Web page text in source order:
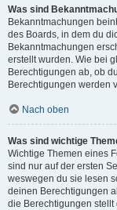
Was sind
Bekanntmachungen
des Boards, in dem du
Bekanntmachungen
erstellt wurden. Wie bei
Berechtigungen ab, ob
Berechtigungen werden
Nach oben
Was sind wichtige
Wichtige Themen eines
sind nur auf der ersten
weswegen du sie lesen
deinen Berechtigungen
die Berechtigungen